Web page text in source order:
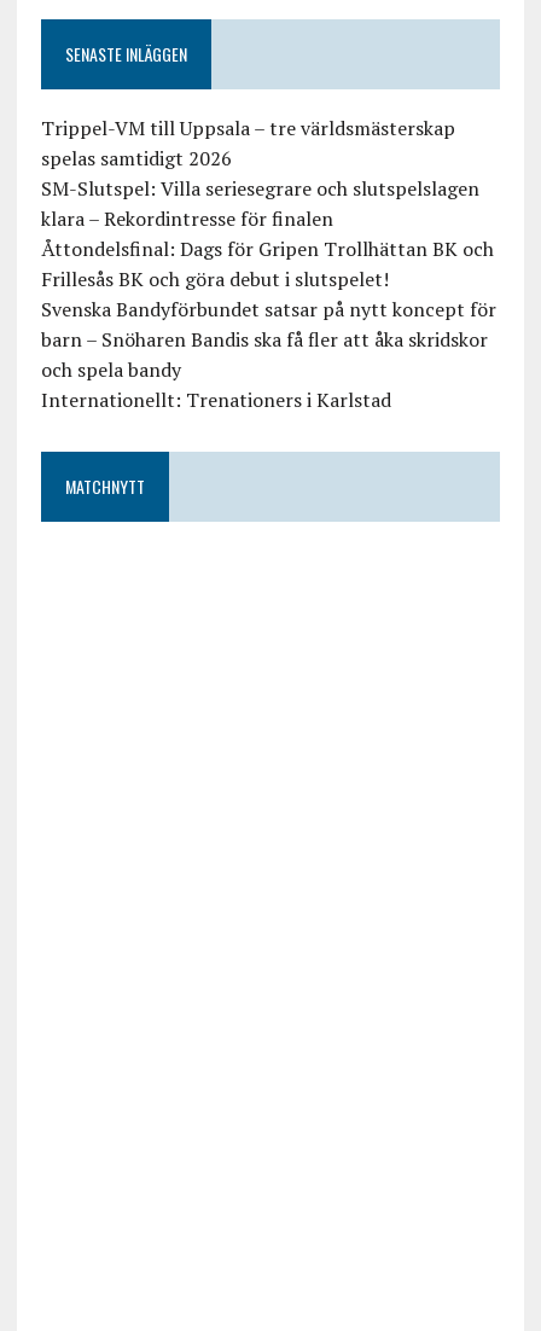
SENASTE INLÄGGEN
Trippel-VM till Uppsala – tre världsmästerskap
spelas samtidigt 2026
SM-Slutspel: Villa seriesegrare och slutspelslagen
klara – Rekordintresse för finalen
Åttondelsfinal: Dags för Gripen Trollhättan BK och
Frillesås BK och göra debut i slutspelet!
Svenska Bandyförbundet satsar på nytt koncept för
barn – Snöharen Bandis ska få fler att åka skridskor
och spela bandy
Internationellt: Trenationers i Karlstad
MATCHNYTT